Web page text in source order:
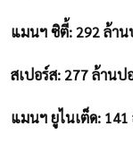
แมนฯ ซิตี้: 292 ล้า
สเปอร์ส: 277 ล้าน
แมนฯ ยูไนเต็ด: